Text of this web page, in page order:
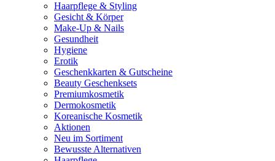
Haarpflege & Styling
Gesicht & Körper
Make-Up & Nails
Gesundheit
Hygiene
Erotik
Geschenkkarten & Gutscheine
Beauty Geschenksets
Premiumkosmetik
Dermokosmetik
Koreanische Kosmetik
Aktionen
Neu im Sortiment
Bewusste Alternativen